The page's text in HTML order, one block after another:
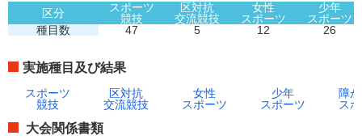
区分
スポーツ
競技
区対抗
交流競技
女性
スポーツ
少年
スポーツ
種目数
47 5 12 26
実施種目及び結果
スポーツ
競技
区対抗
交流競技
女性
スポーツ
少年
スポーツ
障
ス
大会関係書類